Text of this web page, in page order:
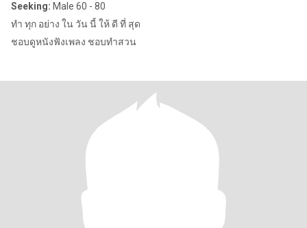
Seeking: Male 60 - 80
ทำ ทุก อย่าง ใน วัน นี้ ให้ ดี ที่ สุด
ชอบดูหนังฟังเพลง ชอบทำสวน